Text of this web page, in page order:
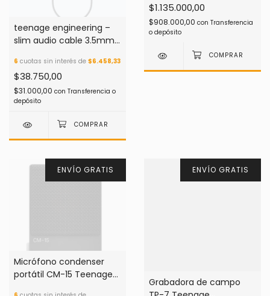
teenage engineering –
slim audio cable 3.5mm
6 cuotas sin interés de $6.458,33
$38.750,00
$31.000,00 con Transferencia o
depósito
$1.135.000,00
$908.000,00 con Transferencia
o depósito
ENVÍO GRATIS
Micrófono condenser
portátil CM-15 Teenage
ENVÍO GRATIS
Grabadora de campo